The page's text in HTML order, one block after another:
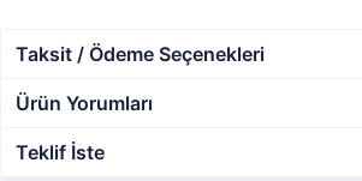
Taksit / Ödeme Seçenekleri
Ürün Yorumları
Teklif İste